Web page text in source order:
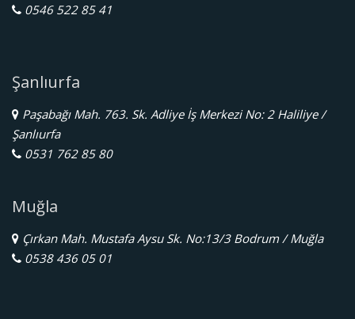
0546 522 85 41
Şanlıurfa
Paşabağı Mah. 763. Sk. Adliye İş Merkezi No: 2 Haliliye /
Şanlıurfa
0531 762 85 80
Muğla
Çırkan Mah. Mustafa Aysu Sk. No:13/3 Bodrum / Muğla
0538 436 05 01